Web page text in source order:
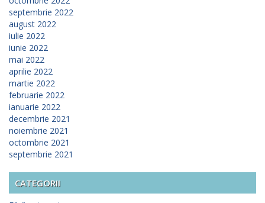
septembrie 2022
august 2022
iulie 2022
iunie 2022
mai 2022
aprilie 2022
martie 2022
februarie 2022
ianuarie 2022
decembrie 2021
noiembrie 2021
octombrie 2021
septembrie 2021
CATEGORII